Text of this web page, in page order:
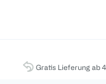
Gratis Lieferung ab